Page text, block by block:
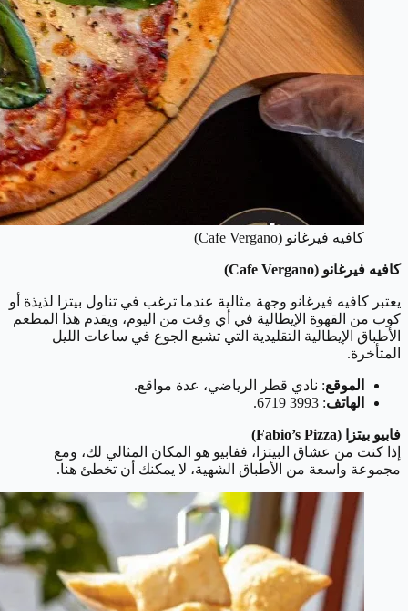
كافيه فيرغانو (Cafe Vergano)
كافيه فيرغانو (Cafe Vergano)
يعتبر كافيه فيرغانو وجهة مثالية عندما ترغب في تناول بيتزا لذيذة أو
كوب من القهوة الإيطالية في أي وقت من اليوم، ويقدم هذا المطعم
الأطباق الإيطالية التقليدية التي تشبع الجوع في ساعات الليل
المتأخرة.
الموقع: نادي قطر الرياضي، عدة مواقع.
الهاتف: 3993 6719.
فابيو بيتزا (Fabio’s Pizza)
إذا كنت من عشاق البيتزا، ففابيو هو المكان المثالي لك، ومع
مجموعة واسعة من الأطباق الشهية، لا يمكنك أن تخطئ هنا.